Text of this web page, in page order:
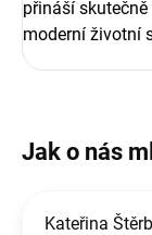
přináší skutečně
moderní životní
Kateřina